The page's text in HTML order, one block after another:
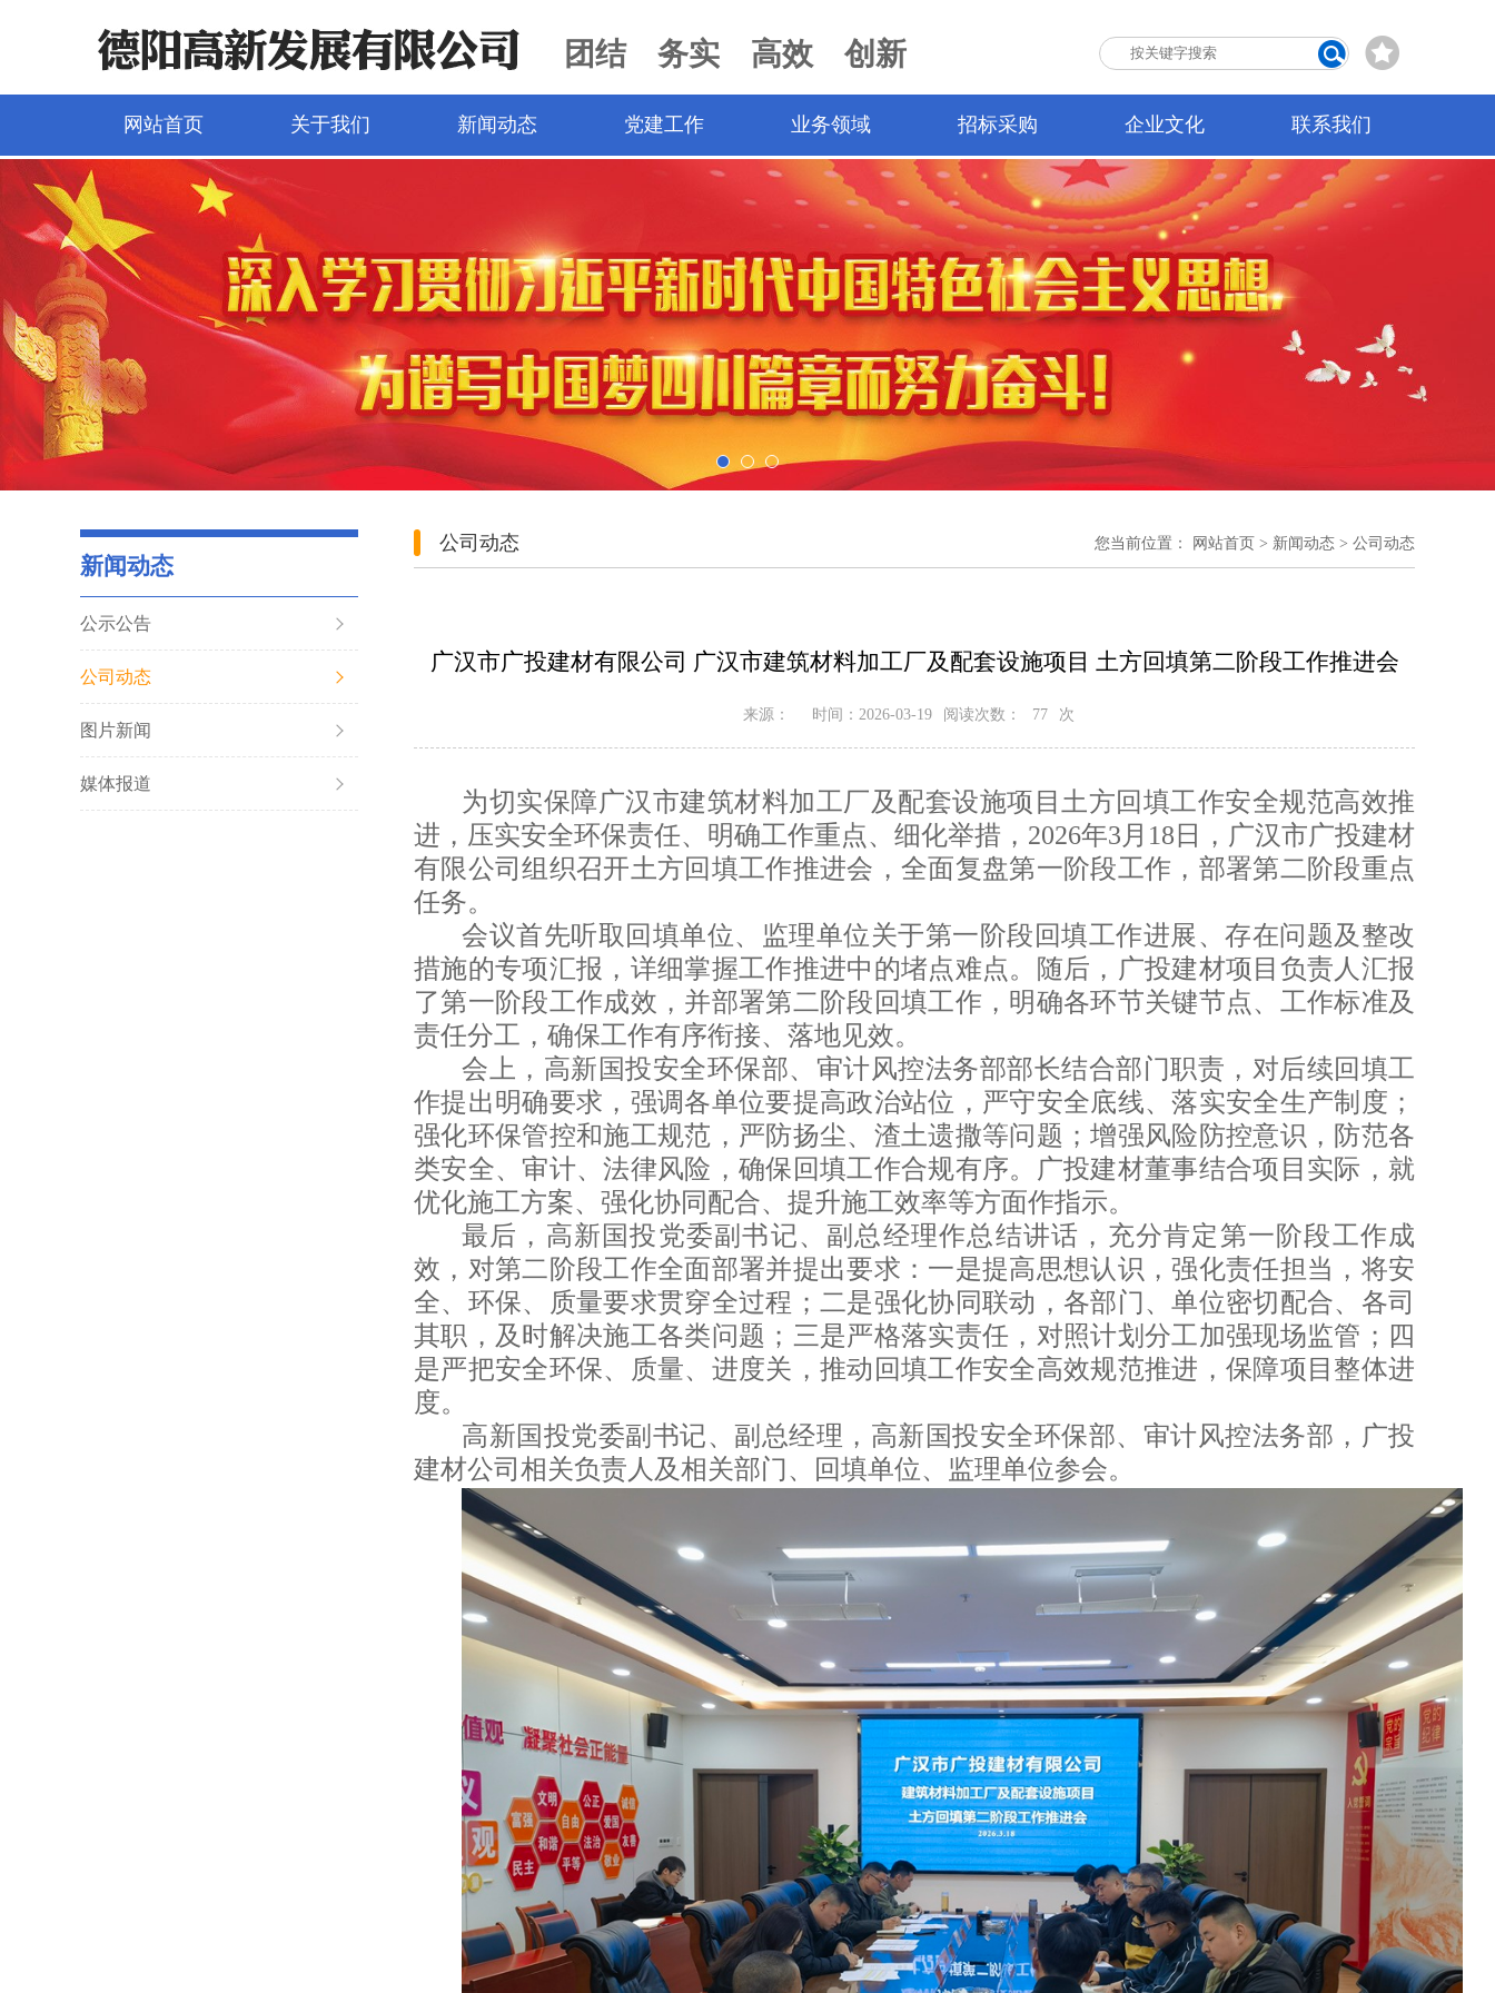
团结 务实 高效 创新
网站首页 关于我们 新闻动态 党建工作 业务领域 招标采购 企业文化 联系我们
新闻动态
公示公告
公司动态
图片新闻
媒体报道
公司动态 您当前位置： 网站首页 > 新闻动态 > 公司动态
广汉市广投建材有限公司 广汉市建筑材料加工厂及配套设施项目 土方回填第二阶段工作推进会
来源： 时间：2026-03-19 阅读次数： 77 次
为切实保障广汉市建筑材料加工厂及配套设施项目土方回填工作安全规范高效推
进，压实安全环保责任、明确工作重点、细化举措，2026年3月18日，广汉市广投建材
有限公司组织召开土方回填工作推进会，全面复盘第一阶段工作，部署第二阶段重点
任务。
会议首先听取回填单位、监理单位关于第一阶段回填工作进展、存在问题及整改
措施的专项汇报，详细掌握工作推进中的堵点难点。随后，广投建材项目负责人汇报
了第一阶段工作成效，并部署第二阶段回填工作，明确各环节关键节点、工作标准及
责任分工，确保工作有序衔接、落地见效。
会上，高新国投安全环保部、审计风控法务部部长结合部门职责，对后续回填工
作提出明确要求，强调各单位要提高政治站位，严守安全底线、落实安全生产制度；
强化环保管控和施工规范，严防扬尘、渣土遗撒等问题；增强风险防控意识，防范各
类安全、审计、法律风险，确保回填工作合规有序。广投建材董事结合项目实际，就
优化施工方案、强化协同配合、提升施工效率等方面作指示。
最后，高新国投党委副书记、副总经理作总结讲话，充分肯定第一阶段工作成
效，对第二阶段工作全面部署并提出要求：一是提高思想认识，强化责任担当，将安
全、环保、质量要求贯穿全过程；二是强化协同联动，各部门、单位密切配合、各司
其职，及时解决施工各类问题；三是严格落实责任，对照计划分工加强现场监管；四
是严把安全环保、质量、进度关，推动回填工作安全高效规范推进，保障项目整体进
度。
高新国投党委副书记、副总经理，高新国投安全环保部、审计风控法务部，广投
建材公司相关负责人及相关部门、回填单位、监理单位参会。